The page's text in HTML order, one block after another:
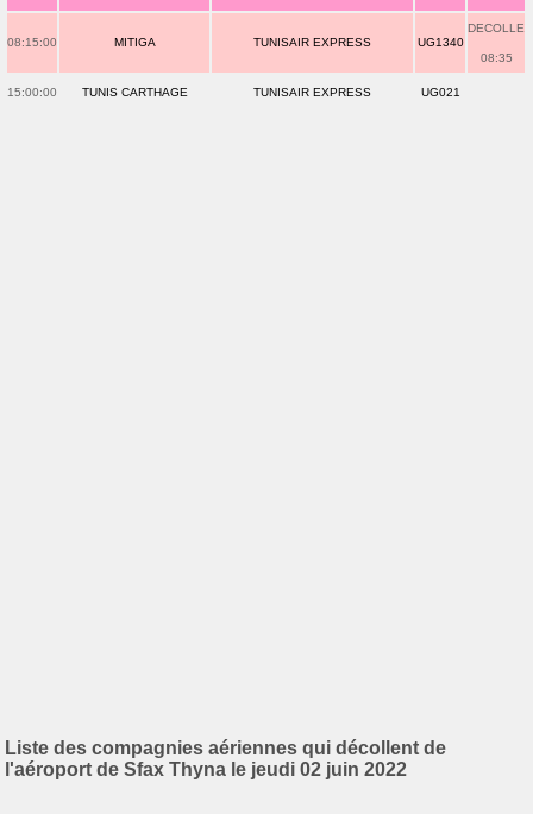
08:15:00 MITIGA TUNISAIR EXPRESS UG1340
DECOLLE
08:35
15:00:00 TUNIS CARTHAGE TUNISAIR EXPRESS UG021
Liste des compagnies aériennes qui décollent de
l'aéroport de Sfax Thyna le jeudi 02 juin 2022